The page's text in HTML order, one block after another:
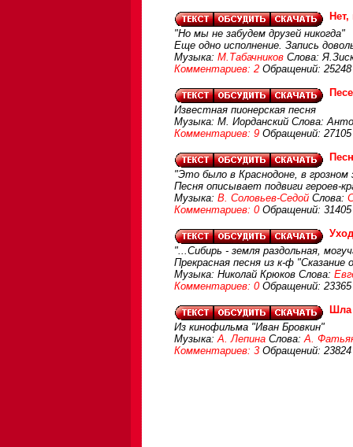
Нет,
"Но мы не забудем друзей никогда"
Еще одно исполнение. Запись
Музыка: М.Табачников Слова:
Комментариев: 2 Обращений: 25248
Известная пионерская песня
Музыка: М. Иорданский Слова:
Комментариев: 9 Обращений: 27105
"Это было в Краснодоне, в грозном
Песня описывает подвиги героев-
Музыка: В. Соловьев-Седой Слова:
Комментариев: 0 Обращений: 31405
"...Сибирь - земля раздольная,
Прекрасная песня из к-ф "Сказание
Музыка: Николай Крюков Слова:
Комментариев: 0 Обращений: 23365
Шла
Из кинофильма "Иван Бровкин"
Музыка:А. Лепина Слова:А.
Комментариев: 3 Обращений: 23824